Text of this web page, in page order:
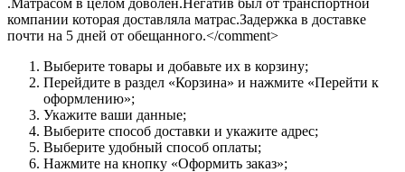
компании которая доставляла матрас.Задержка в доставке
почти на 5 дней от обещанного.</comment>
Выберите товары и добавьте их в корзину;
Перейдите в раздел «Корзина» и нажмите «Перейти к
оформлению»;
Укажите ваши данные;
Выберите способ доставки и укажите адрес;
Выберите удобный способ оплаты;
Нажмите на кнопку «Оформить заказ»;